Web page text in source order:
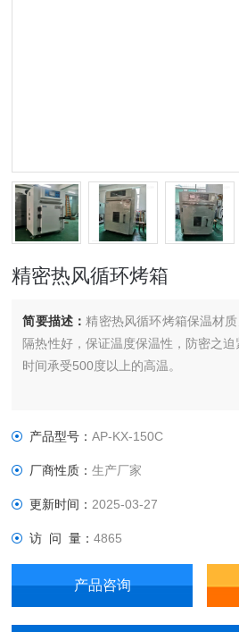
精密热风循环烤箱
简要描述： 精密热风循环烤箱保温材
隔热性好，保证温度保温性，防密之
时间承受500度以上的高温。
产品型号：AP-KX-150C
厂商性质：生产厂家
更新时间： 2025-03-27
访 问 量：4865
产品咨询